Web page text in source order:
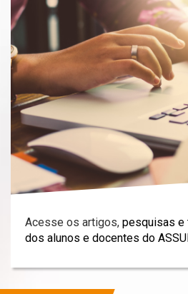
Acesse os artigos, pesquisas e
dos alunos e docentes do